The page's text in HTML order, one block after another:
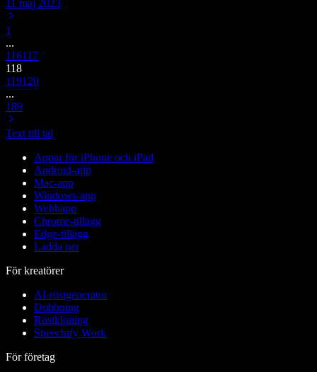
11 maj 2023
1
...
116117
118
119120
...
189
Text till tal
Appar för iPhone och iPad
Android-app
Mac-app
Windows-app
Webbapp
Chrome-tillägg
Edge-tillägg
Ladda ner
För kreatörer
AI-röstgenerator
Dubbning
Röstkloning
Speechify Work
För företag